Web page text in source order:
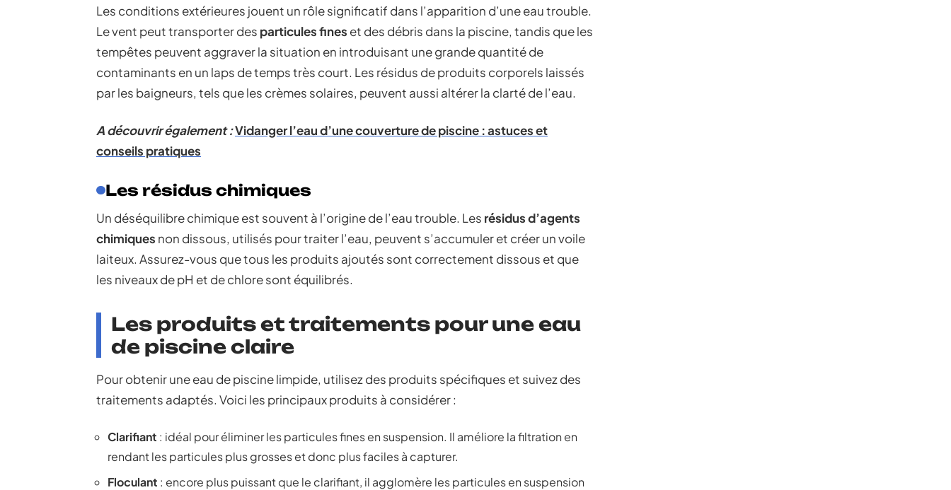
Les conditions extérieures jouent un rôle significatif dans l’apparition d’une eau trouble.
Le vent peut transporter des particules fines et des débris dans la piscine, tandis que les
tempêtes peuvent aggraver la situation en introduisant une grande quantité de
contaminants en un laps de temps très court. Les résidus de produits corporels laissés
par les baigneurs, tels que les crèmes solaires, peuvent aussi altérer la clarté de l’eau.
A découvrir également :Vidanger l’eau d’une couverture de piscine : astuces et
conseils pratiques
Les résidus chimiques
Un déséquilibre chimique est souvent à l’origine de l’eau trouble. Les résidus d’agents
chimiques non dissous, utilisés pour traiter l’eau, peuvent s’accumuler et créer un voile
laiteux. Assurez-vous que tous les produits ajoutés sont correctement dissous et que
les niveaux de pH et de chlore sont équilibrés.
Les produits et traitements pour une eau
de piscine claire
Pour obtenir une eau de piscine limpide, utilisez des produits spécifiques et suivez des
traitements adaptés. Voici les principaux produits à considérer :
Clarifiant : idéal pour éliminer les particules fines en suspension. Il améliore la filtration en
rendant les particules plus grosses et donc plus faciles à capturer.
Floculant : encore plus puissant que le clarifiant, il agglomère les particules en suspension